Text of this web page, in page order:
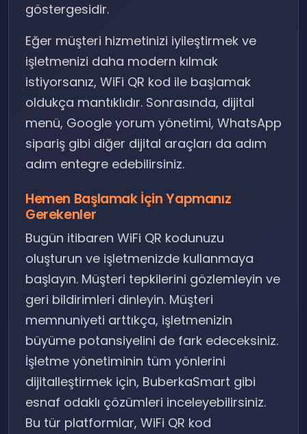
göstergesidir.
Eğer müşteri hizmetinizi iyileştirmek ve
işletmenizi daha modern kılmak
istiyorsanız, WiFi QR kod ile başlamak
oldukça mantıklıdır. Sonrasında, dijital
menü, Google yorum yönetimi, WhatsApp
sipariş gibi diğer dijital araçları da adım
adım entegre edebilirsiniz.
Hemen Başlamak İçin Yapmanız
Gerekenler
Bugün itibaren WiFi QR kodunuzu
oluşturun ve işletmenizde kullanmaya
başlayın. Müşteri tepkilerini gözlemleyin ve
geri bildirimleri dinleyin. Müşteri
memnuniyeti arttıkça, işletmenizin
büyüme potansiyelini de fark edeceksiniz.
İşletme yönetiminin tüm yönlerini
dijitalleştirmek için, BuberkaSmart gibi
esnaf odaklı çözümleri inceleyebilirsiniz.
Bu tür platformlar, WiFi QR kod